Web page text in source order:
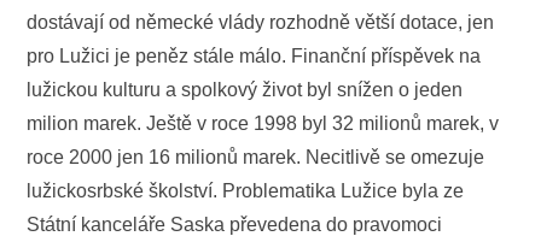
dostávají od německé vlády rozhodně větší dotace, jen
pro Lužici je peněz stále málo. Finanční příspěvek na
lužickou kulturu a spolkový život byl snížen o jeden
milion marek. Ještě v roce 1998 byl 32 milionů marek, v
roce 2000 jen 16 milionů marek. Necitlivě se omezuje
lužickosrbské školství. Problematika Lužice byla ze
Státní kanceláře Saska převedena do pravomoci